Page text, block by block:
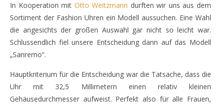
In Kooperation mit Otto Weitzmann durften wir uns aus dem
Sortiment der Fashion Uhren ein Modell aussuchen. Eine Wahl
die angesichts der großen Auswahl gar nicht so leicht war.
Schlussendlich fiel unsere Entscheidung dann auf das Modell
„Sanremo“.
Hauptkriterium für die Entscheidung war die Tatsache, dass die
Uhr mit 32,5 Millimetern einen relativ kleinen
Gehäusedurchmesser aufweist. Perfekt also für alle Frauen,